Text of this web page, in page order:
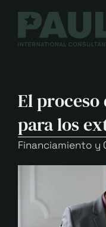
El
para los
Financiamiento y